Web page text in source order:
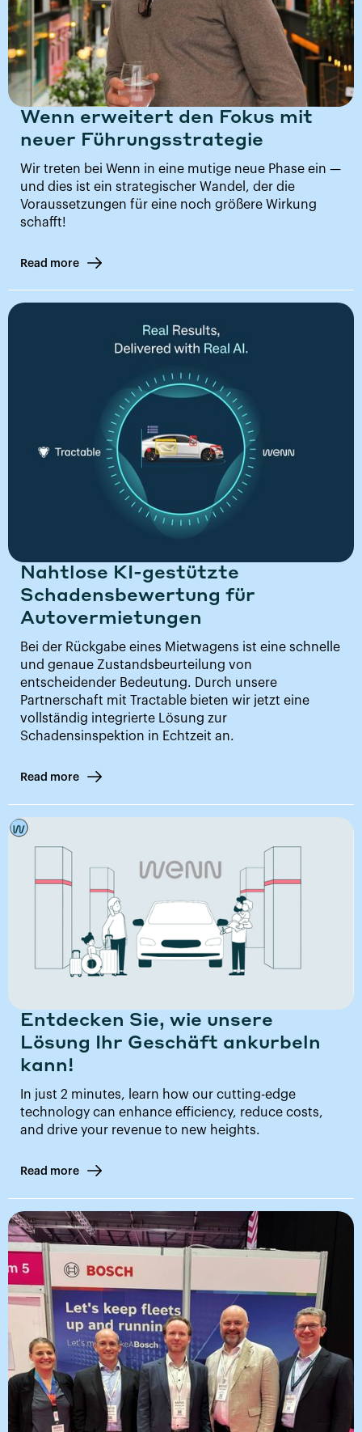
Wenn erweitert den Fokus mit
neuer Führungsstrategie
Wir treten bei Wenn in eine mutige neue Phase ein —
und dies ist ein strategischer Wandel, der die
Voraussetzungen für eine noch größere Wirkung
schafft!
Read more
Nahtlose KI-gestützte
Schadensbewertung für
Autovermietungen
Bei der Rückgabe eines Mietwagens ist eine schnelle
und genaue Zustandsbeurteilung von
entscheidender Bedeutung. Durch unsere
Partnerschaft mit Tractable bieten wir jetzt eine
vollständig integrierte Lösung zur
Schadensinspektion in Echtzeit an.
Read more
Entdecken Sie, wie unsere
Lösung Ihr Geschäft ankurbeln
kann!
In just 2 minutes, learn how our cutting-edge
technology can enhance efficiency, reduce costs,
and drive your revenue to new heights.
Read more